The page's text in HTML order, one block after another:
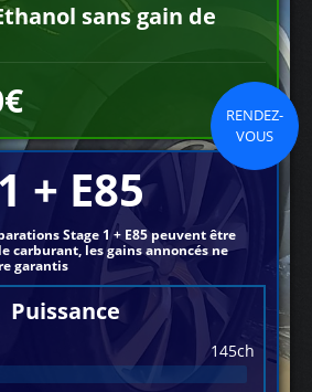
sans gain de
RENDEZ-
VOUS
+ E85
Stage 1 + E85 peuvent être
carburant, les gains annoncés ne
garantis
Puissance
145ch